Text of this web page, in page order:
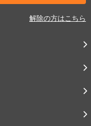
解除の方はこちら